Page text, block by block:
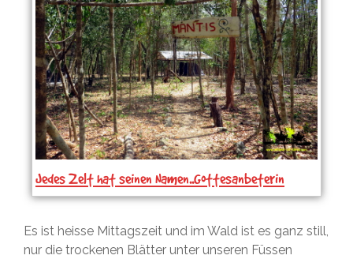
Jedes Zelt hat seinen Namen..Gottesanbeterin
Es ist heisse Mittagszeit und im Wald ist es ganz still,
nur die trockenen Blätter unter unseren Füssen